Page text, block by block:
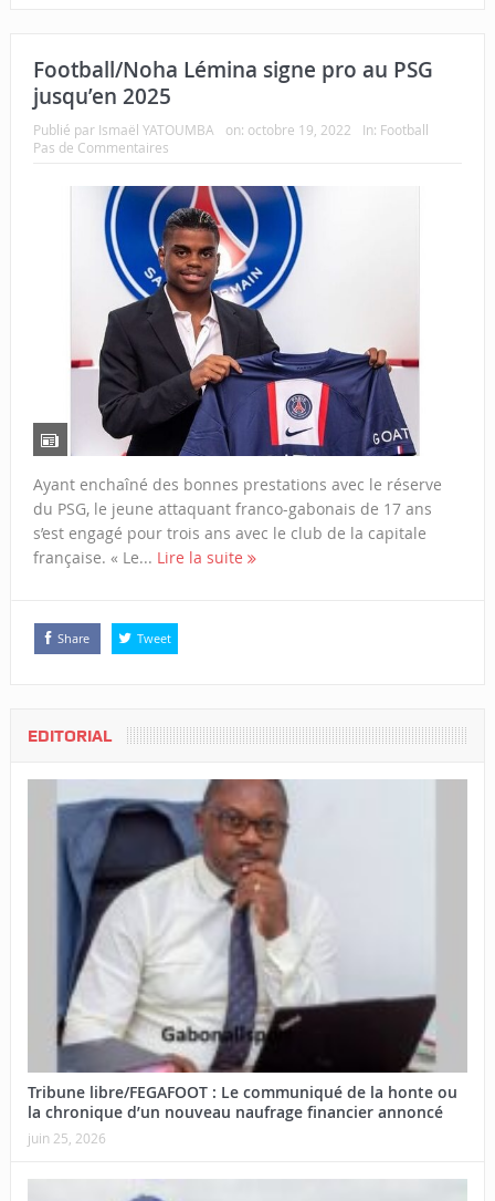
Football/Noha Lémina signe pro au PSG
jusqu’en 2025
Publié par Ismaël YATOUMBA on: octobre 19, 2022 In: Football
Pas de Commentaires
Ayant enchaîné des bonnes prestations avec le réserve
du PSG, le jeune attaquant franco-gabonais de 17 ans
s’est engagé pour trois ans avec le club de la capitale
française. « Le... Lire la suite
Share Tweet
EDITORIAL
Tribune libre/FEGAFOOT : Le communiqué de la honte ou
la chronique d’un nouveau naufrage financier annoncé
juin 25, 2026